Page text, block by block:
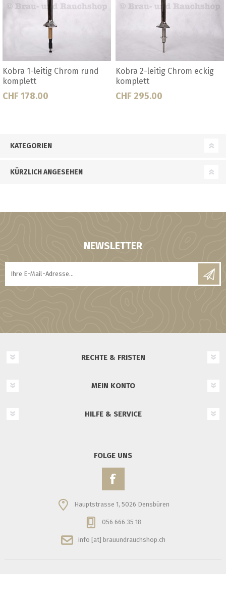
Kobra 1-leitig Chrom rund
komplett
CHF 178.00
Kobra 2-leitig Chrom eckig
komplett
CHF 295.00
KATEGORIEN
KÜRZLICH ANGESEHEN
NEWSLETTER
RECHTE & FRISTEN
MEIN KONTO
HILFE & SERVICE
FOLGE UNS
Hauptstrasse 1, 5026 Densbüren
056 666 35 18
info [at] brauundrauchshop.ch